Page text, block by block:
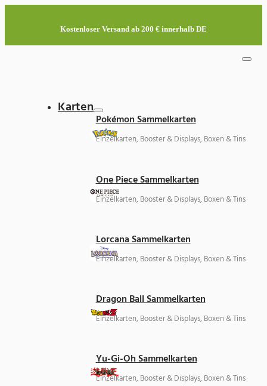
Kostenloser Versand ab 200 € innerhalb DE
Karten
Pokémon Sammelkarten
Einzelkarten, Booster & Displays, Boxen & Tins
One Piece Sammelkarten
Einzelkarten, Booster & Displays, Boxen & Tins
Lorcana Sammelkarten
Einzelkarten, Booster & Displays, Boxen & Tins
Dragon Ball Sammelkarten
Einzelkarten, Booster & Displays, Boxen & Tins
Yu-Gi-Oh Sammelkarten
Einzelkarten, Booster & Displays, Boxen & Tins